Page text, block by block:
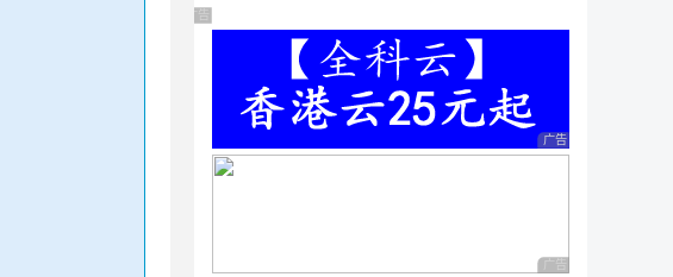
广告 商业广告，理性选择
广告 商业广告，理性
广告 商业广告，理性